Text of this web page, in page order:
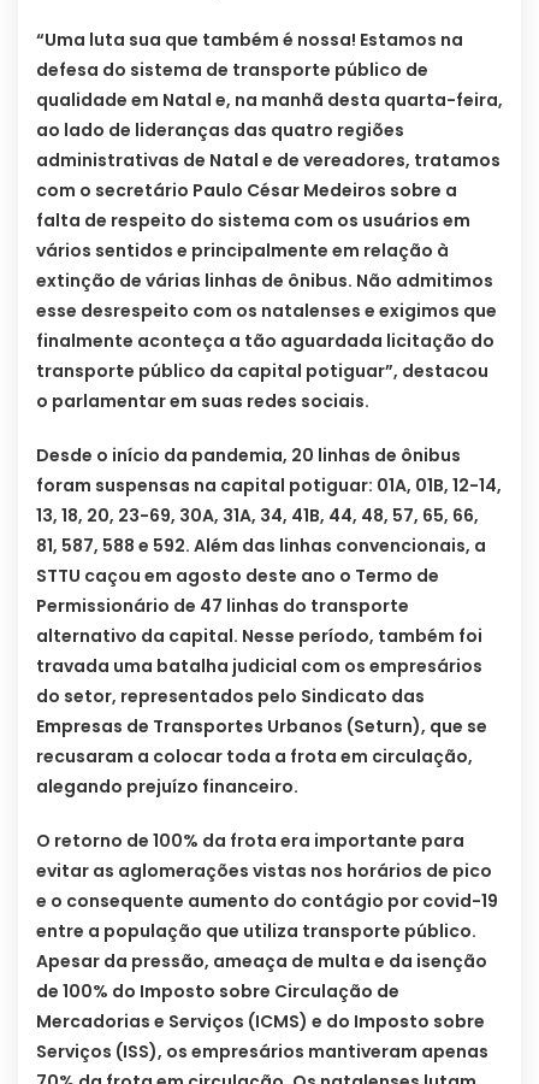
“Uma luta sua que também é nossa! Estamos na
defesa do sistema de transporte público de
qualidade em Natal e, na manhã desta quarta-feira,
ao lado de lideranças das quatro regiões
administrativas de Natal e de vereadores, tratamos
com o secretário Paulo César Medeiros sobre a
falta de respeito do sistema com os usuários em
vários sentidos e principalmente em relação à
extinção de várias linhas de ônibus. Não admitimos
esse desrespeito com os natalenses e exigimos que
finalmente aconteça a tão aguardada licitação do
transporte público da capital potiguar”, destacou
o parlamentar em suas redes sociais.
Desde o início da pandemia, 20 linhas de ônibus
foram suspensas na capital potiguar: 01A, 01B, 12-14,
13, 18, 20, 23-69, 30A, 31A, 34, 41B, 44, 48, 57, 65, 66,
81, 587, 588 e 592. Além das linhas convencionais, a
STTU caçou em agosto deste ano o Termo de
Permissionário de 47 linhas do transporte
alternativo da capital. Nesse período, também foi
travada uma batalha judicial com os empresários
do setor, representados pelo Sindicato das
Empresas de Transportes Urbanos (Seturn), que se
recusaram a colocar toda a frota em circulação,
alegando prejuízo financeiro.
O retorno de 100% da frota era importante para
evitar as aglomerações vistas nos horários de pico
e o consequente aumento do contágio por covid-19
entre a população que utiliza transporte público.
Apesar da pressão, ameaça de multa e da isenção
de 100% do Imposto sobre Circulação de
Mercadorias e Serviços (ICMS) e do Imposto sobre
Serviços (ISS), os empresários mantiveram apenas